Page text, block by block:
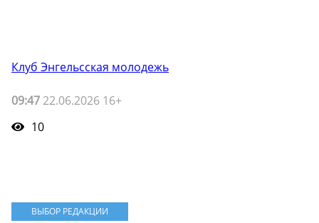
Клуб Энгельсская молодежь
09:47 22.06.2026 16+
10
ВЫБОР РЕДАКЦИИ